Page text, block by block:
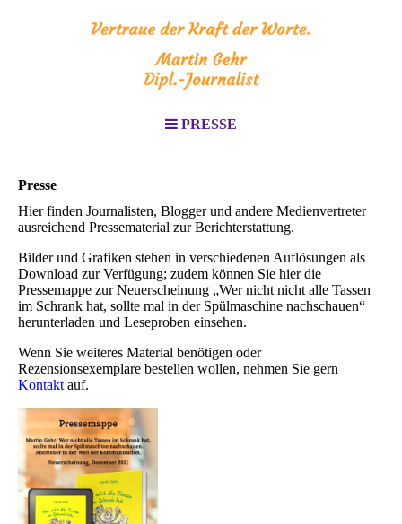
PRESSE
Presse
Hier finden Journalisten, Blogger und andere Medienvertreter
ausreichend Pressematerial zur Berichterstattung.
Bilder und Grafiken stehen in verschiedenen Auflösungen als
Download zur Verfügung; zudem können Sie hier die
Pressemappe zur Neuerscheinung „Wer nicht nicht alle Tassen
im Schrank hat, sollte mal in der Spülmaschine nachschauen“
herunterladen und Leseproben einsehen.
Wenn Sie weiteres Material benötigen oder
Rezensionsexemplare bestellen wollen, nehmen Sie gern
Kontakt auf.